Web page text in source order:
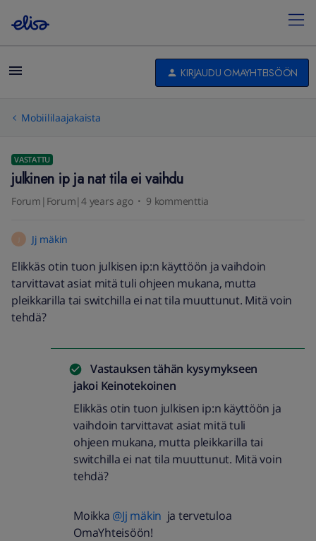
KIRJAUDU OMAYHTEISÖÖN
Mobiililaajakaista
VASTATTU
julkinen ip ja nat tila ei vaihdu
Forum|Forum|4 years ago 9 kommenttia
Jj mäkin
Elikkäs otin tuon julkisen ip:n käyttöön ja vaihdoin
tarvittavat asiat mitä tuli ohjeen mukana, mutta
pleikkarilla tai switchilla ei nat tila muuttunut. Mitä voin
tehdä?
Vastauksen tähän kysymykseen
jakoi Keinotekoinen
Elikkäs otin tuon julkisen ip:n käyttöön ja
vaihdoin tarvittavat asiat mitä tuli
ohjeen mukana, mutta pleikkarilla tai
switchilla ei nat tila muuttunut. Mitä voin
tehdä?
Moikka @Jj mäkin ja tervetuloa
OmaYhteisöön!